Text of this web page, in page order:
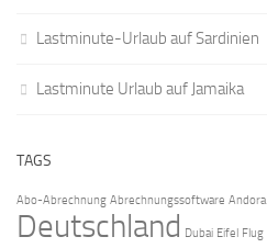
Lastminute-Urlaub auf Sardinien
Lastminute Urlaub auf Jamaika
TAGS
Abo-Abrechnung Abrechnungssoftware Andora
Deutschland Dubai Eifel Flug